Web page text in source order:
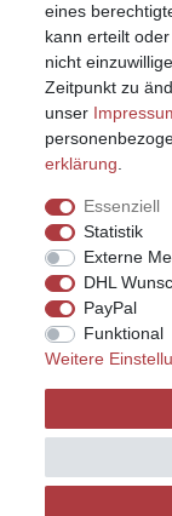
eines
kann erteilt
nicht
Zeitpunkt zu
unser
erklärung
Essenziell
Statistik
Externe
DHL
PayPal
Funktional
Weitere